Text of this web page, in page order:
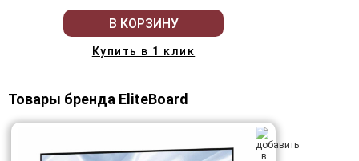
В КОРЗИНУ
Купить в 1 клик
Товары бренда EliteBoard